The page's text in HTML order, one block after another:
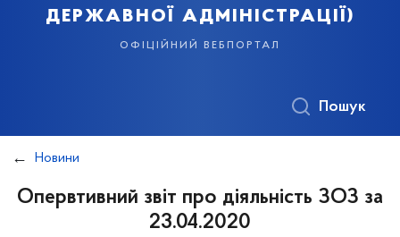
державної адміністрації)
офіційний вебпортал
Пошук
Новини
Опервтивний звіт про діяльність ЗОЗ за
23.04.2020